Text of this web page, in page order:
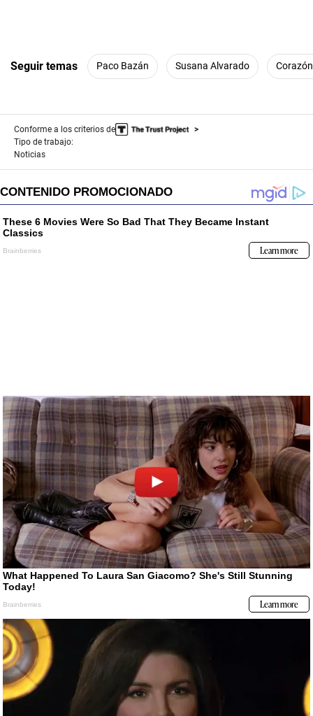
Seguir temas Paco Bazán Susana Alvarado
Conforme a los criterios de
Tipo de trabajo:
Noticias